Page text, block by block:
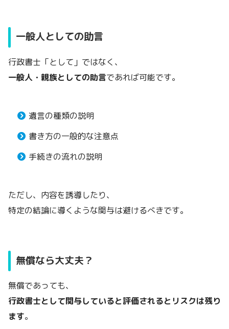
一般人としての助言
行政書士「として」ではなく、
一般人・親族としての助言であれば可能です。
遺言の種類の説明
書き方の一般的な注意点
手続きの流れの説明
ただし、内容を誘導したり、
特定の結論に導くような関与は避けるべきです。
無償なら大丈夫？
無償であっても、
行政書士として関与していると評価されるとリスクは残り
ます。